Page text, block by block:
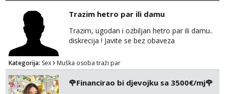
Trazim hetro par ili damu
Trazim, ugodan i ozbiljan hetro par ili damu..
diskrecija ! Javite se bez obaveza
Kategorija: Sex Muška osoba traži par
🌹Financirao bi djevojku sa 3500€/mj🌹